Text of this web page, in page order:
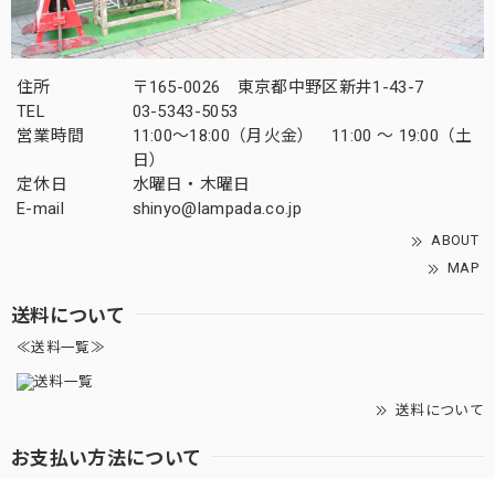
住所
〒165-0026 東京都中野区新井1-43-7
TEL
03-5343-5053
営業時間
11:00～18:00（月火金） 11:00 ～ 19:00（土
日）
定休日
水曜日・木曜日
E-mail
shinyo@lampada.co.jp
ABOUT
MAP
送料について
≪送料一覧≫
送料について
お支払い方法について